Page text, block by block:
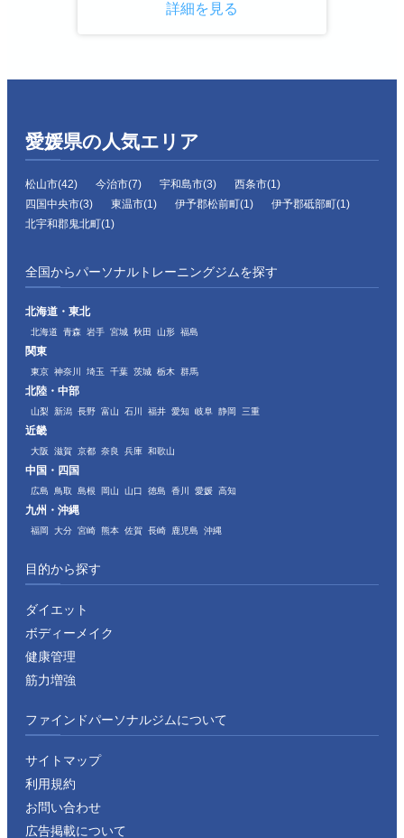
詳細を見る
愛媛県の人気エリア
松山市(42) 今治市(7) 宇和島市(3)
西条市(1)
四国中央市(3)
東温市(1) 伊予郡松前町(1)
伊予郡砥部町(1)
北宇和郡鬼北町(1)
全国からパーソナルトレーニングジムを探す
北海道・東北
北海道 青森 岩手 宮城 秋田 山形 福島
関東
東京 神奈川 埼玉 千葉 茨城 栃木 群馬
北陸・中部
山梨 新潟 長野 富山 石川 福井 愛知 岐阜 静岡 三重
近畿
大阪 滋賀 京都 奈良 兵庫 和歌山
中国・四国
広島 鳥取 島根 岡山 山口 徳島 香川 愛媛 高知
九州・沖縄
福岡 大分 宮崎 熊本 佐賀 長崎 鹿児島 沖縄
目的から探す
ダイエット
ボディーメイク
健康管理
筋力増強
ファインドパーソナルジムについて
サイトマップ
利用規約
お問い合わせ
広告掲載について